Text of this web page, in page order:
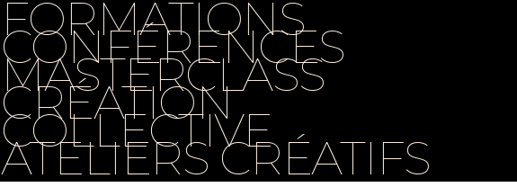
FORMATIONS
CONFÉRENCES
MASTERCLASS
CRÉATION
COLLECTIVE
ATELIERS CRÉATIFS